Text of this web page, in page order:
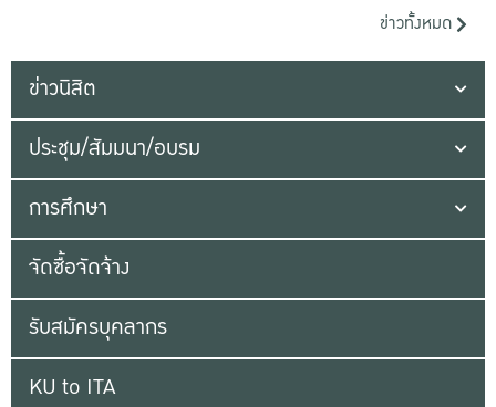
ข่าวทั้งหมด
ข่าวนิสิต
ประชุม/สัมมนา/อบรม
การศึกษา
จัดซื้อจัดจ้าง
รับสมัครบุคลากร
KU to ITA